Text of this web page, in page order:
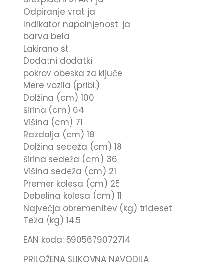
Odpiranje vrat ja
Indikator napolnjenosti ja
barva bela
Lakirano št
Dodatni dodatki
pokrov obeska za ključe
Mere vozila (pribl.)
Dolžina (cm) 100
širina (cm) 64
Višina (cm) 71
Razdalja (cm) 18
Dolžina sedeža (cm) 18
širina sedeža (cm) 36
Višina sedeža (cm) 21
Premer kolesa (cm) 25
Debelina kolesa (cm) 11
Največja obremenitev (kg) trideset
Teža (kg) 14.5
EAN koda: 5905679072714
PRILOŽENA SLIKOVNA NAVODILA